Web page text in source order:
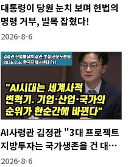
대통령이 당원 눈치 보며 헌법의
명령 거부, 발목 잡혔다!
2026-8-6
AI사령관 김정관 "3대 프로젝트
지방투자는 국가생존을 건 대전
략"
2026-8-6